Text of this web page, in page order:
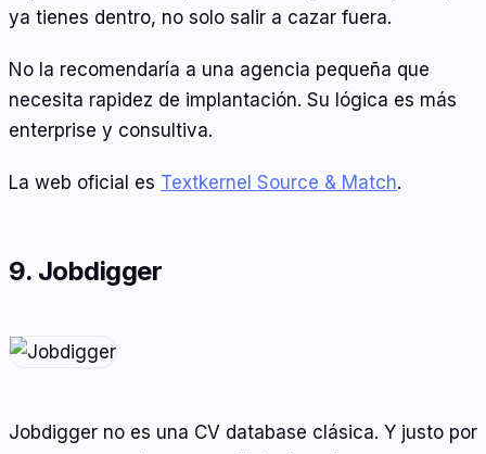
ya tienes dentro, no solo salir a cazar fuera.
No la recomendaría a una agencia pequeña que
necesita rapidez de implantación. Su lógica es más
enterprise y consultiva.
La web oficial es Textkernel Source & Match.
9. Jobdigger
Jobdigger no es una CV database clásica. Y justo por